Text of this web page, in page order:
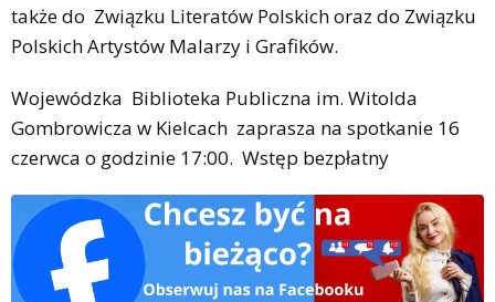
także do Związku Literatów Polskich oraz do Związku
Polskich Artystów Malarzy i Grafików.
Wojewódzka Biblioteka Publiczna im. Witolda
Gombrowicza w Kielcach zaprasza na spotkanie 16
czerwca o godzinie 17:00. Wstęp bezpłatny